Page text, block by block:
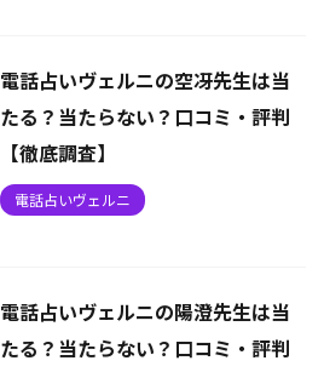
電話占いヴェルニの空冴先生は当
たる？当たらない？口コミ・評判
【徹底調査】
電話占いヴェルニ
電話占いヴェルニの陽澄先生は当
たる？当たらない？口コミ・評判